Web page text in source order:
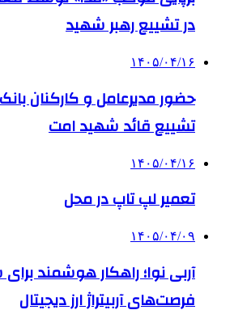
در تشییع رهبر شهید
۱۴۰۵/۰۴/۱۶
حضور مدیرعامل و کارکنان
تشییع قائد شهید امت
۱۴۰۵/۰۴/۱۶
تعمیر لپ تاپ در محل
۱۴۰۵/۰۴/۰۹
آربی نوا؛ راهکار هوشمند
فرصت‌های آربیتراژ ارز دیجیتال